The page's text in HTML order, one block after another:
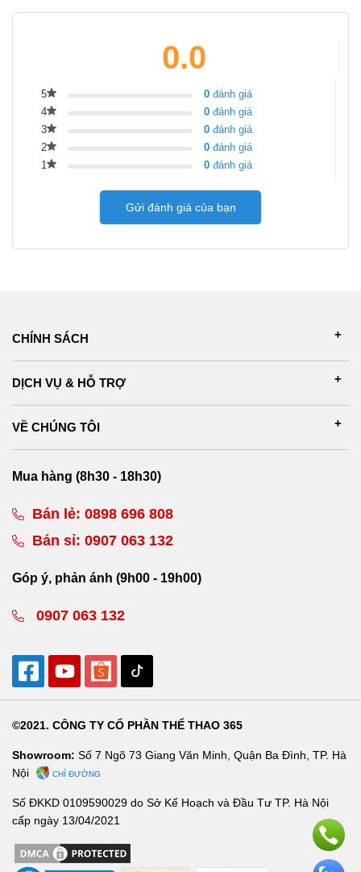
0.0
5 0 đánh giá
4
0 đánh giá
3
0 đánh giá
2
0 đánh giá
1
0 đánh giá
Gửi đánh giá của bạn
CHÍNH SÁCH
DỊCH VỤ & HỖ TRỢ
VỀ CHÚNG TÔI
Mua hàng (8h30 - 18h30)
Bán lẻ: 0898 696 808
Bán sỉ: 0907 063 132
Góp ý, phản ánh (9h00 - 19h00)
0907 063 132
©2021. CÔNG TY CỔ PHẦN THỂ THAO 365
Showroom: Số 7 Ngõ 73 Giang Văn Minh, Quận Ba Đình, TP. Hà
Nội
CHỈ ĐƯỜNG
Số ĐKKD 0109590029 do Sở Kế Hoạch và Đầu Tư TP. Hà Nội
cấp ngày 13/04/2021